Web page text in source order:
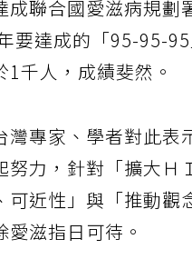
成聯合國愛滋病規劃
要達成的「95-95-
1千人，成績斐然。
灣專家、學者對此表
努力，針對「擴大Ｈ
可近性」與「推動觀
愛滋指日可待。